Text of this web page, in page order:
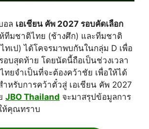
อล เอเชียน คัพ 2027 รอบคัดเลือก
ทีมชาติไทย (ช้างศึก) และทีมชาติ
เป) ได้โคจรมาพบกันในกลุ่ม D เพื่อ
อบสุดท้าย โดยนัดนี้ถือเป็นช่วงเวลา
ยจำเป็นที่จะต้องคว้าชัย เพื่อให้ได้
หรับการคว้าตั๋วสู่ เอเชียน คัพ 2027
JBO Thailand จะมาสรุปข้อมูลการ
ห้คุณทราบ